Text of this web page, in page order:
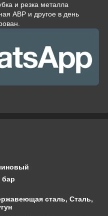
и резка металла
АВР и другое в день
бар
сталь, Сталь,